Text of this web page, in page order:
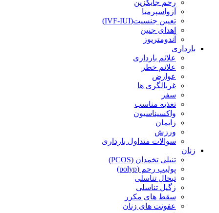
رحم جایگزین
آزواسپرمیا
تعیین جنسیت(IVF-IUI)
اهدای جنین
آندومتریوز
بارداری
علائم بارداری
علائم خطر
عوارض
غربالگری ها
سفر
تغذیه مناسب
واکسیناسیون
زایمان
ورزش
سوالات متداول بارداری
زنان
تنبلی تخمدان (PCOS)
پولیپ رحم (polyp)
تبخال تناسلی
زگیل تناسلی
سقط های مکرر
عفونت های زنان